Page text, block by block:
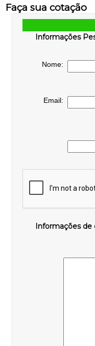
Faça sua cotação
Informações
Nome:
Email:
Informações